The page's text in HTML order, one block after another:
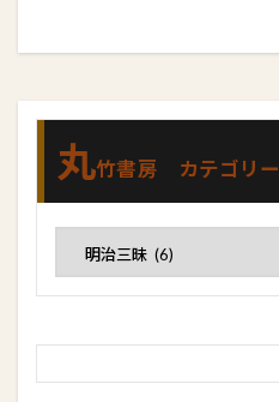
丸竹書房 カテゴリー